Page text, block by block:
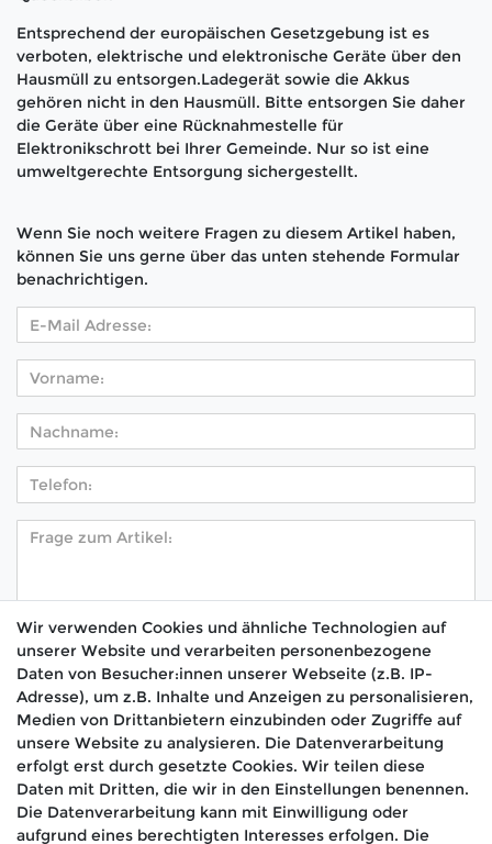
Entsprechend der europäischen Gesetzgebung ist es
verboten, elektrische und elektronische Geräte über den
Hausmüll zu entsorgen.Ladegerät sowie die Akkus
gehören nicht in den Hausmüll. Bitte entsorgen Sie daher
die Geräte über eine Rücknahmestelle für
Elektronikschrott bei Ihrer Gemeinde. Nur so ist eine
umweltgerechte Entsorgung sichergestellt.
Wenn Sie noch weitere Fragen zu diesem Artikel haben,
können Sie uns gerne über das unten stehende Formular
benachrichtigen.
Hiermit bestätige ich, dass ich dieDaten­schutz­
erklärung gelesen habe. *
Absenden
Wir verwenden Cookies und ähnliche Technologien auf
unserer Website und verarbeiten personenbezogene
Daten von Besucher:innen unserer Webseite (z.B. IP-
Adresse), um z.B. Inhalte und Anzeigen zu personalisieren,
Medien von Drittanbietern einzubinden oder Zugriffe auf
unsere Website zu analysieren. Die Datenverarbeitung
erfolgt erst durch gesetzte Cookies. Wir teilen diese
Daten mit Dritten, die wir in den Einstellungen benennen.
Die Datenverarbeitung kann mit Einwilligung oder
aufgrund eines berechtigten Interesses erfolgen. Die